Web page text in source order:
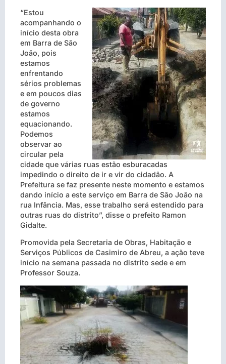
“Estou
acompanhando o
início desta obra
em Barra de São
João, pois
estamos
enfrentando
sérios problemas
e em poucos dias
de governo
estamos
equacionando.
Podemos
observar ao
circular pela
cidade que várias ruas estão esburacadas
impedindo o direito de ir e vir do cidadão. A
Prefeitura se faz presente neste momento e estamos
dando início a este serviço em Barra de São João na
rua Infância. Mas, esse trabalho será estendido para
outras ruas do distrito”, disse o prefeito Ramon
Gidalte.
Promovida pela Secretaria de Obras, Habitação e
Serviços Públicos de Casimiro de Abreu, a ação teve
início na semana passada no distrito sede e em
Professor Souza.